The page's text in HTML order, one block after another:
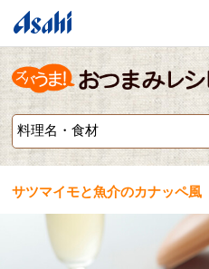
サツマイモと魚介のカナッペ風